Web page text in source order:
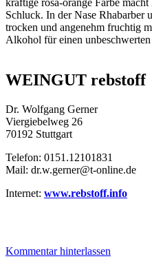
kräftige rosa-orange Farbe
Schluck. In der Nase Rhabarber
trocken und angenehm fruchtig
Alkohol für einen
WEINGUT rebstoff
Dr. Wolfgang Gerner
Viergiebelweg 26
70192 Stuttgart
Telefon: 0151.12101831
Mail: dr.w.gerner@t-online.de
Internet: www.rebstoff.info
Kommentar hinterlassen